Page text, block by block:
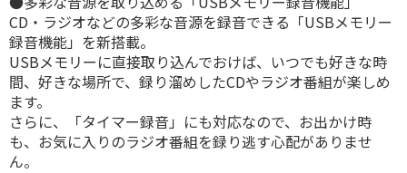
CD・ラジオなどの多彩な音源を録音できる「USBメモリー
録音機能」を新搭載。
USBメモリーに直接取り込んでおけば、いつでも好きな時
間、好きな場所で、録り溜めしたCDやラジオ番組が楽しめ
ます。
さらに、「タイマー録音」にも対応なので、お出かけ時
も、お気に入りのラジオ番組を録り逃す心配がありませ
ん。